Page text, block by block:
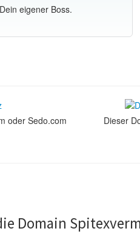
eigener Boss.
oder Sedo.com
Dieser
Domain